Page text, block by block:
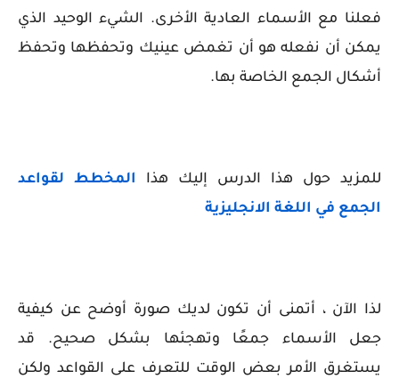
فعلنا مع الأسماء العادية الأخرى. الشيء الوحيد الذي
يمكن أن نفعله هو أن تغمض عينيك وتحفظها وتحفظ
أشكال الجمع الخاصة بها.
للمزيد حول هذا الدرس إليك هذا
المخطط لقواعد
الجمع في اللغة الانجليزية
لذا الآن ، أتمنى أن تكون لديك صورة أوضح عن كيفية
جعل الأسماء جمعًا وتهجئها بشكل صحيح. قد
يستغرق الأمر بعض الوقت للتعرف على القواعد ولكن